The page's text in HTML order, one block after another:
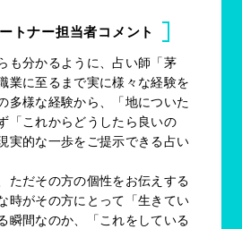
トナー担当者コメント
も分かるように、占い師「茅
業に至るまで実に様々な経験を
多様な経験から、「地についた
「これからどうしたら良いの
実的な一歩をご提示できる占い
ただその方の個性をお伝えする
時がその方にとって「生きてい
瞬間なのか、「これをしている